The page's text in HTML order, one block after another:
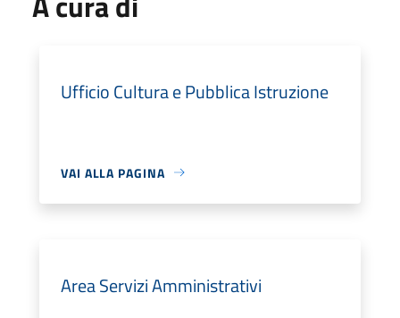
Ufficio Cultura e Pubblica Istruzione
VAI ALLA PAGINA
Area Servizi Amministrativi